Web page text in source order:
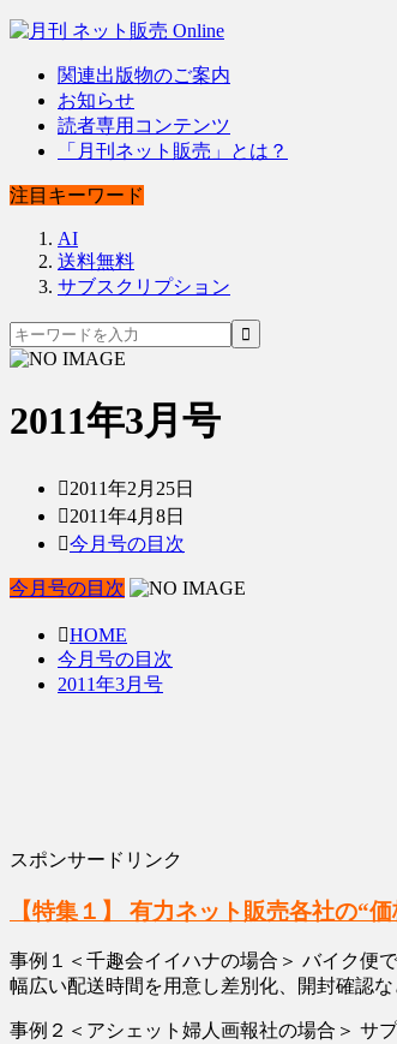
関連出版物のご案内
お知らせ
読者専用コンテンツ
「月刊ネット販売」とは？
注目キーワード
AI
送料無料
サブスクリプション
2011年3月号
2011年2月25日
2011年4月8日
今月号の目次
今月号の目次
HOME
今月号の目次
2011年3月号
スポンサードリンク
【特集１】 有力ネット販売各社の“
事例１＜千趣会イイハナの場合＞ バイク便
幅広い配送時間を用意し差別化、開封確認
事例２＜アシェット婦人画報社の場合＞ サ